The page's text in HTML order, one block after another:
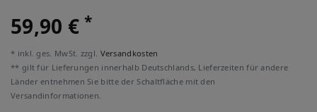
59,90 €*
* inkl. ges. MwSt. zzgl. Versandkosten
** gilt für Lieferungen innerhalb Deutschlands, Lieferzeiten für andere
Länder entnehmen Sie bitte der Schaltfläche mit den
Versandinformationen.